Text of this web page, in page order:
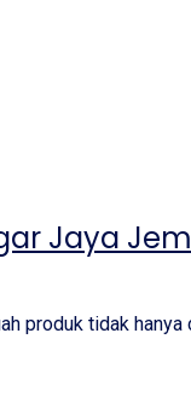
Jaya
produk tidak